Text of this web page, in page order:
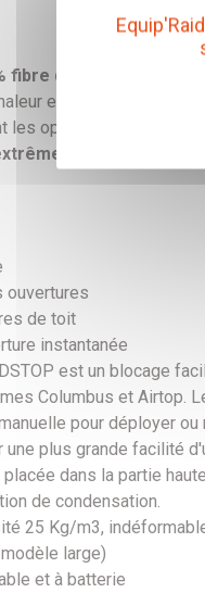
fibre de verre (Gelcoat
et elles atténuent
les opérations
ouvertures
de toit
instantanée
est un blocage
Columbus et Airtop.
pour déployer
une plus grande facilité
dans la partie
de condensation.
25 Kg/m3,
large)
et à batterie